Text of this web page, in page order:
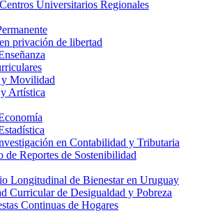
Universitarios Regionales
privación de libertad
Movilidad
Artística
en Contabilidad y Tributaria
de Reportes de Sostenibilidad
Longitudinal de Bienestar en Uruguay
Curricular de Desigualdad y Pobreza
Continuas de Hogares